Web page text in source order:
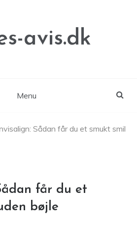
avis.dk
Menu
Sådan får du et smukt smil
får du et
bøjle